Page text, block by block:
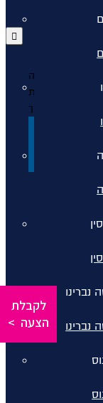
נברינו
נברינו
אירעה שגיאה
עבור לדף הבית
בכדי להמשיך
לקבלת
הצעה >